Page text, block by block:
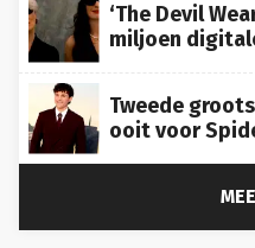
‘The Devil
miljoen
Tweede
ooit voor